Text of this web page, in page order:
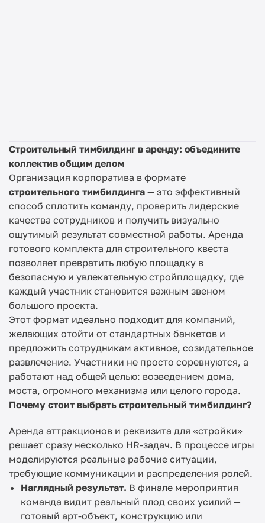
Строительный тимбилдинг в аренду: объедините
коллектив общим делом
Организация корпоратива в формате
строительного тимбилдинга — это эффективный
способ сплотить команду, проверить лидерские
качества сотрудников и получить визуально
ощутимый результат совместной работы. Аренда
готового комплекта для строительного квеста
позволяет превратить любую площадку в
безопасную и увлекательную стройплощадку, где
каждый участник становится важным звеном
большого проекта.
Этот формат идеально подходит для компаний,
желающих отойти от стандартных банкетов и
предложить сотрудникам активное, созидательное
развлечение. Участники не просто соревнуются, а
работают над общей целью: возведением дома,
моста, огромного механизма или целого города.
Почему стоит выбрать строительный тимбилдинг?
Аренда аттракционов и реквизита для «стройки»
решает сразу несколько HR-задач. В процессе игры
моделируются реальные рабочие ситуации,
требующие коммуникации и распределения ролей.
Наглядный результат. В финале мероприятия
команда видит реальный плод своих усилий —
готовый арт-объект, конструкцию или